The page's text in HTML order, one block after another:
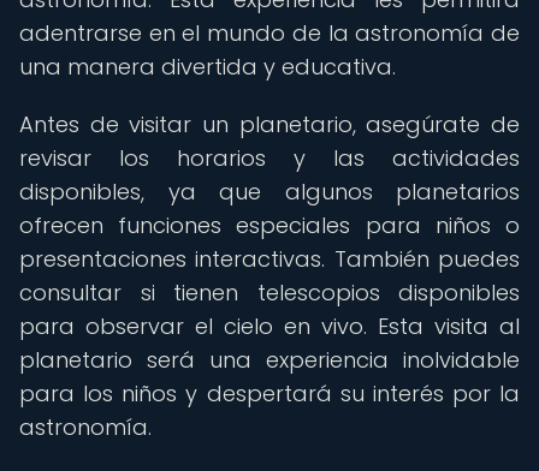
adentrarse en el mundo de la astronomía de
una manera divertida y educativa.
Antes de visitar un planetario, asegúrate de
revisar los horarios y las actividades
disponibles, ya que algunos planetarios
ofrecen funciones especiales para niños o
presentaciones interactivas. También puedes
consultar si tienen telescopios disponibles
para observar el cielo en vivo. Esta visita al
planetario será una experiencia inolvidable
para los niños y despertará su interés por la
astronomía.